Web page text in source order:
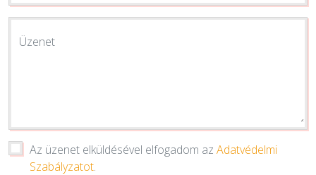
Üzenet
Az üzenet elküldésével elfogadom az Adatvédelmi
Szabályzatot.